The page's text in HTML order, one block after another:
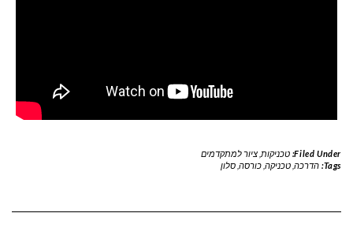
Filed Under: טכניקות ציור למתקדמים
Tags: הדרכה, טכניקה, כורסה, סלון